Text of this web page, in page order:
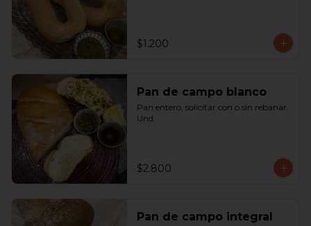
$1.200
Pan de campo blanco
Pan entero, solicitar con o sin rebanar.
Und.
$2.800
Pan de campo integral